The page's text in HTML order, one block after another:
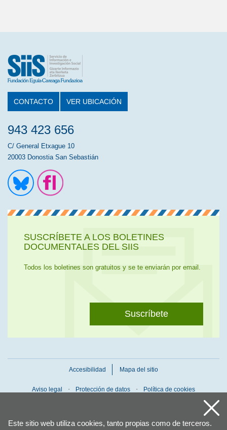
Este sitio web utiliza cookies, tanto propias como de terceros.
CONTACTO VER UBICACIÓN
943 423 656
C/ General Etxague 10
20003 Donostia San Sebastián
SUSCRÍBETE A LOS BOLETINES
DOCUMENTALES DEL SIIS
Todos los boletines son gratuitos y se te enviarán por email.
Suscríbete
Accesibilidad Mapa del sitio
Aviso legal Protección de datos Política de cookies